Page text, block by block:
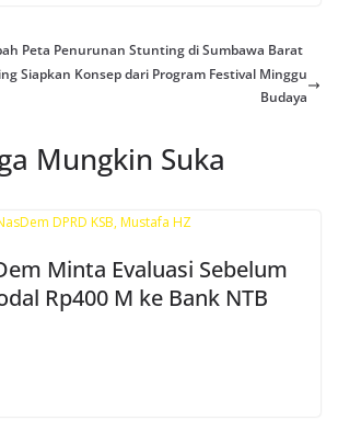
Peta Penurunan Stunting di Sumbawa Barat
Siapkan Konsep dari Program Festival Minggu
Budaya
Mungkin Suka
Minta Evaluasi Sebelum
Rp400 M ke Bank NTB